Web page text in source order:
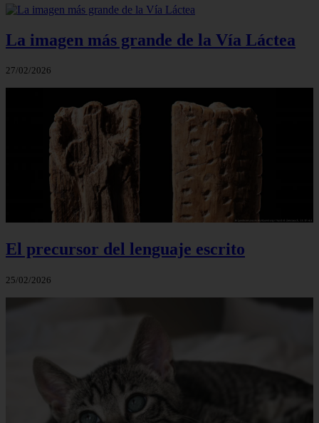
La imagen más grande de la Vía Láctea
27/02/2026
El precursor del lenguaje escrito
25/02/2026